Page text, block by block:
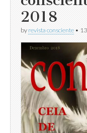
2018
by revista consciente •